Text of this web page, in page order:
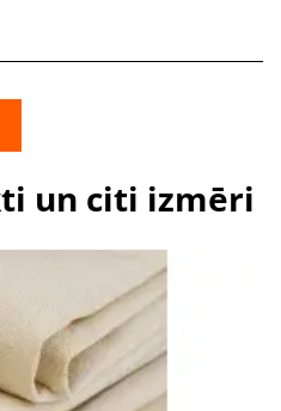
un citi izmēri